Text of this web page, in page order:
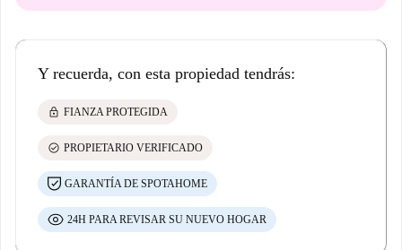
Y recuerda, con esta propiedad tendrás:
lock FIANZA PROTEGIDA
check_circle PROPIETARIO VERIFICADO
GARANTÍA DE SPOTAHOME
24H PARA REVISAR SU NUEVO HOGAR